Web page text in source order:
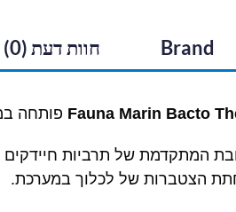
Brand חוות דעת (0)
Fauna Marin Bacto פותחה
המתקדמת של תרביות חיידקים
הצטברות של לכלוך במערכת.